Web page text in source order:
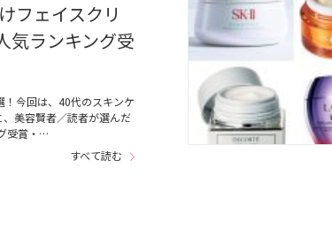
フェイスクリ
気ランキング受
！今回は、40代のスキンケ
美容賢者／読者が選んだ
受賞・…
すべて読む